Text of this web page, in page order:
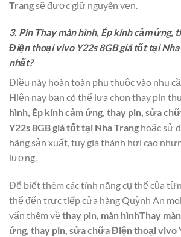
Trangsẽ được giữ nguyên vẹn.
3. Pin Thay màn hình, Ép kính cảm ứng,
Điện thoại vivo Y22s 8GB giá tốt tại
nhất?
Điều này hoàn toàn phụ thuộc vào nhu
Hiện nay bạn có thể lựa chọn thay pin
hình, Ép kính cảm ứng, thay pin, sửa
Y22s 8GB giá tốt tại Nha Trang hoặc sử
hãng sản xuất, tuy giá thành hơi cao
lượng.
Để biết thêm các tính năng cụ thể của
thể đến trực tiếp cửa hàng Quỳnh An
vấn thêm về thay pin, màn hìnhThay
ứng, thay pin, sửa chữa Điện thoại vivo